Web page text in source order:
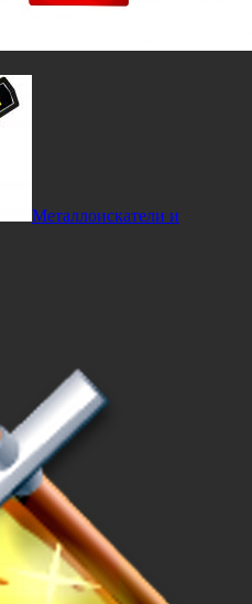
Металлоискатели и